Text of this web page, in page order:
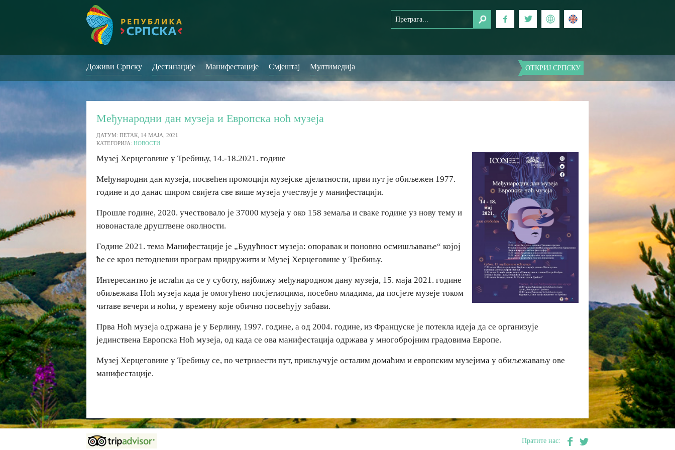
Доживи Српску Дестинације Манифестације Смјештај Мултимедија ОТКРИЈ СРПСКУ
Међународни дан музеја и Европска ноћ музеја
ДАТУМ: ПЕТАК, 14 МАЈА, 2021
КАТЕГОРИЈА: НОВОСТИ
Музеј Херцеговине у Требињу, 14.-18.2021. године
Међународни дан музеја, посвећен промоцији музејске дјелатности, први пут је обиљежен 1977.
године и до данас широм свијета све више музеја учествује у манифестацији.
Прошле године, 2020. учествовало је 37000 музеја у око 158 земаља и сваке године уз нову тему и
новонастале друштвене околности.
Године 2021. тема Манифестације је „Будућност музеја: опоравак и поновно осмишљавање“ којој
ће се кроз петодневни програм придружити и Музеј Херцеговине у Требињу.
Интересантно је истаћи да се у суботу, најближу међународном дану музеја, 15. маја 2021. године
обиљежава Ноћ музеја када је омогућено посјетиоцима, посебно младима, да посјете музеје током
читаве вечери и ноћи, у времену које обично посвећују забави.
Прва Ноћ музеја одржана је у Берлину, 1997. године, а од 2004. године, из Француске је потекла идеја да се организује
јединствена Европска Ноћ музеја, од када се ова манифестација одржава у многобројним градовима Европе.
Музеј Херцеговине у Требињу се, по четрнаести пут, прикључује осталим домаћим и европским музејима у обиљежавању ове
манифестације.
Пратите нас: